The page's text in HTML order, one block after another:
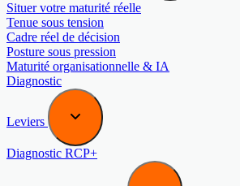
Situer votre maturité réelle
Tenue sous tension
Cadre réel de décision
Posture sous pression
Maturité organisationnelle & IA
Diagnostic
Leviers
Diagnostic RCP+